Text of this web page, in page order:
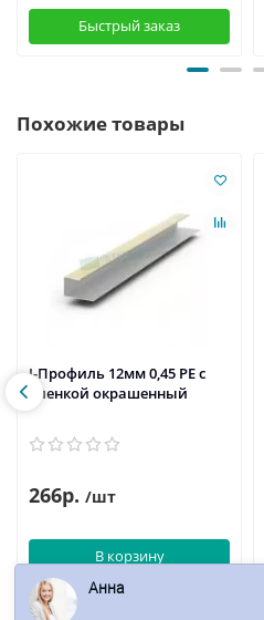
Быстрый заказ
Похожие товары
J-Профиль 12мм 0,45 PE с
пленкой окрашенный
266р. /шт
В корзину
Анна